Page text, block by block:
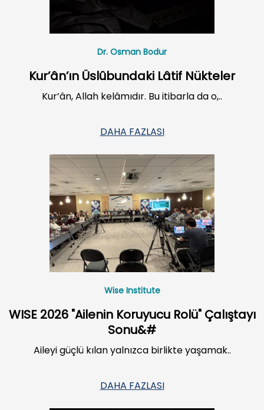
Dr. Osman Bodur
Kur’ân’ın Üslûbundaki Lâtif Nükteler
Kur’ân, Allah kelâmıdır. Bu itibarla da o,..
DAHA FAZLASI
Wise Institute
WISE 2026 "Ailenin Koruyucu Rolü" Çalıştayı
Sonu&#
Aileyi güçlü kılan yalnızca birlikte yaşamak..
DAHA FAZLASI